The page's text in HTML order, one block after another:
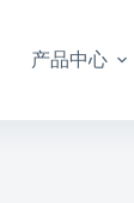
产品中心